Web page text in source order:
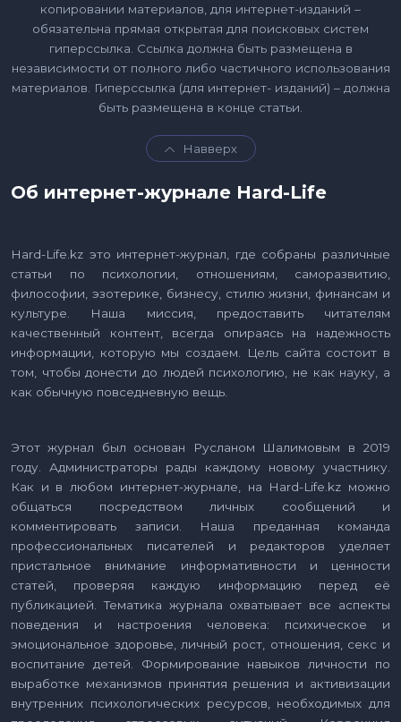
копировании материалов, для интернет-изданий –
обязательна прямая открытая для поисковых систем
гиперссылка. Ссылка должна быть размещена в
независимости от полного либо частичного использования
материалов. Гиперссылка (для интернет- изданий) – должна
быть размещена в конце статьи.
Навверх
Об интернет-журнале Hard-Life
Hard-Life.kz это интернет-журнал, где собраны различные
статьи по психологии, отношениям, саморазвитию,
философии, эзотерике, бизнесу, стилю жизни, финансам и
культуре. Наша миссия, предоставить читателям
качественный контент, всегда опираясь на надежность
информации, которую мы создаем. Цель сайта состоит в
том, чтобы донести до людей психологию, не как науку, а
как обычную повседневную вещь.
Этот журнал был основан Русланом Шалимовым в 2019
году. Администраторы рады каждому новому участнику.
Как и в любом интернет-журнале, на Hard-Life.kz можно
общаться посредством личных сообщений и
комментировать записи. Наша преданная команда
профессиональных писателей и редакторов уделяет
пристальное внимание информативности и ценности
статей, проверяя каждую информацию перед её
публикацией. Тематика журнала охватывает все аспекты
поведения и настроения человека: психическое и
эмоциональное здоровье, личный рост, отношения, секс и
воспитание детей. Формирование навыков личности по
выработке механизмов принятия решения и активизации
внутренних психологических ресурсов, необходимых для